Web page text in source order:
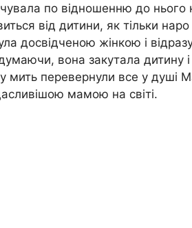
по відношенню до нього
від дитини, як тільки наро
досвідченою жінкою і
вона закутала дитину
мить перевернули все у душі
мамою на світі.